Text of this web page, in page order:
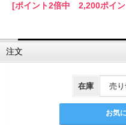
[ポイント2倍中 2,200ポイ
注文
在庫 売